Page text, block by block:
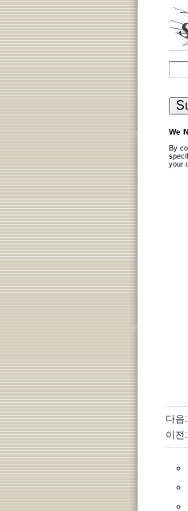
다음:
이전: